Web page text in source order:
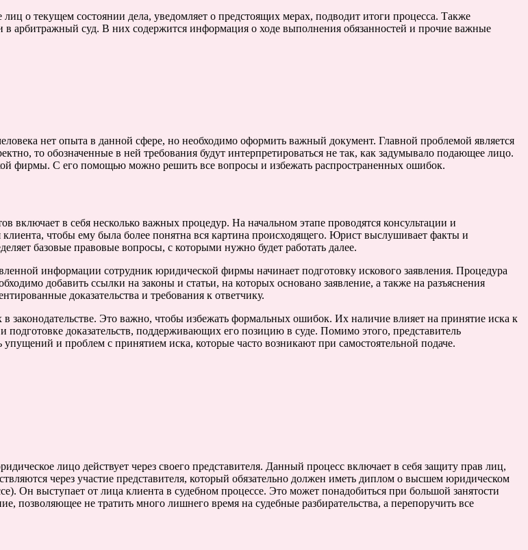
о текущем состоянии дела, уведомляет о предстоящих мерах, подводит итоги процесса. Также
арбитражный суд. В них содержится информация о ходе выполнения обязанностей и прочие важные
нет опыта в данной сфере, но необходимо оформить важный документ. Главной проблемой является
то обозначенные в ней требования будут интерпретироваться не так, как задумывало подающее лицо.
фирмы. С его помощью можно решить все вопросы и избежать распространенных ошибок.
включает в себя несколько важных процедур. На начальном этапе проводятся консультации и
чтобы ему была более понятна вся картина происходящего. Юрист выслушивает факты и
базовые правовые вопросы, с которыми нужно будет работать далее.
информации сотрудник юридической фирмы начинает подготовку искового заявления. Процедура
добавить ссылки на законы и статьи, на которых основано заявление, а также на разъяснения
доказательства и требования к ответчику.
Это важно, чтобы избежать формальных ошибок. Их наличие влияет на принятие иска к
доказательств, поддерживающих его позицию в суде. Помимо этого, представитель
и проблем с принятием иска, которые часто возникают при самостоятельной подаче.
лицо действует через своего представителя. Данный процесс включает в себя защиту прав лиц,
через участие представителя, который обязательно должен иметь диплом о высшем юридическом
Он выступает от лица клиента в судебном процессе. Это может понадобиться при большой занятости
не тратить много лишнего время на судебные разбирательства, а перепоручить все